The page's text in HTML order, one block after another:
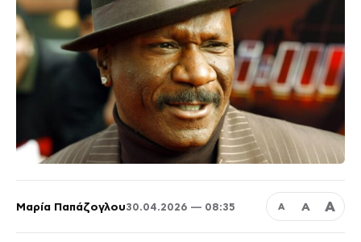
Μαρία Παπάζογλου30.04.2026 — 08:35 Α Α Α